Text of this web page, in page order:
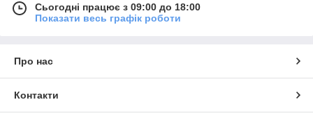
Сьогодні працює з 09:00 до 18:00
Показати весь графік роботи
Про нас
Контакти